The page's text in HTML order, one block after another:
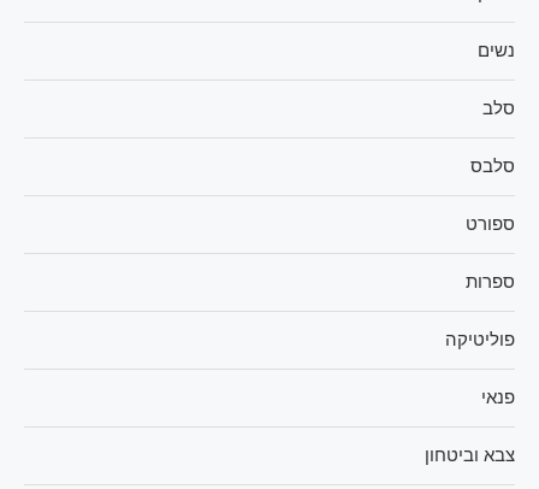
נשים
סלב
סלבס
ספורט
ספרות
פוליטיקה
פנאי
צבא וביטחון